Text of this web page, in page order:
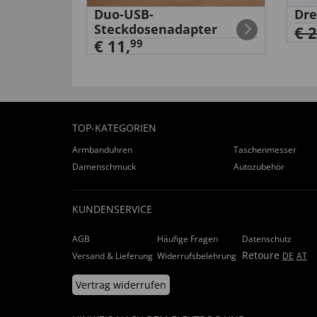
Duo-USB-
Steckdosenadapter
€ 11,99
€
TOP-KATEGORIEN
Armbanduhren Taschenmesser
Damenschmuck
Autozubehör
KUNDENSERVICE
AGB Häufige Fragen
Datenschutz
Versand & Lieferung Widerrufsbelehrung Retoure DE AT
Vertrag widerrufen